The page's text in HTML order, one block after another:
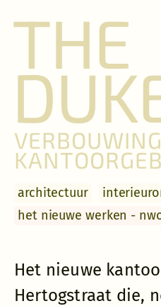
THE
archi­tectuur
het nieuwe werken -
Het nieuwe
Hertogstraat die,